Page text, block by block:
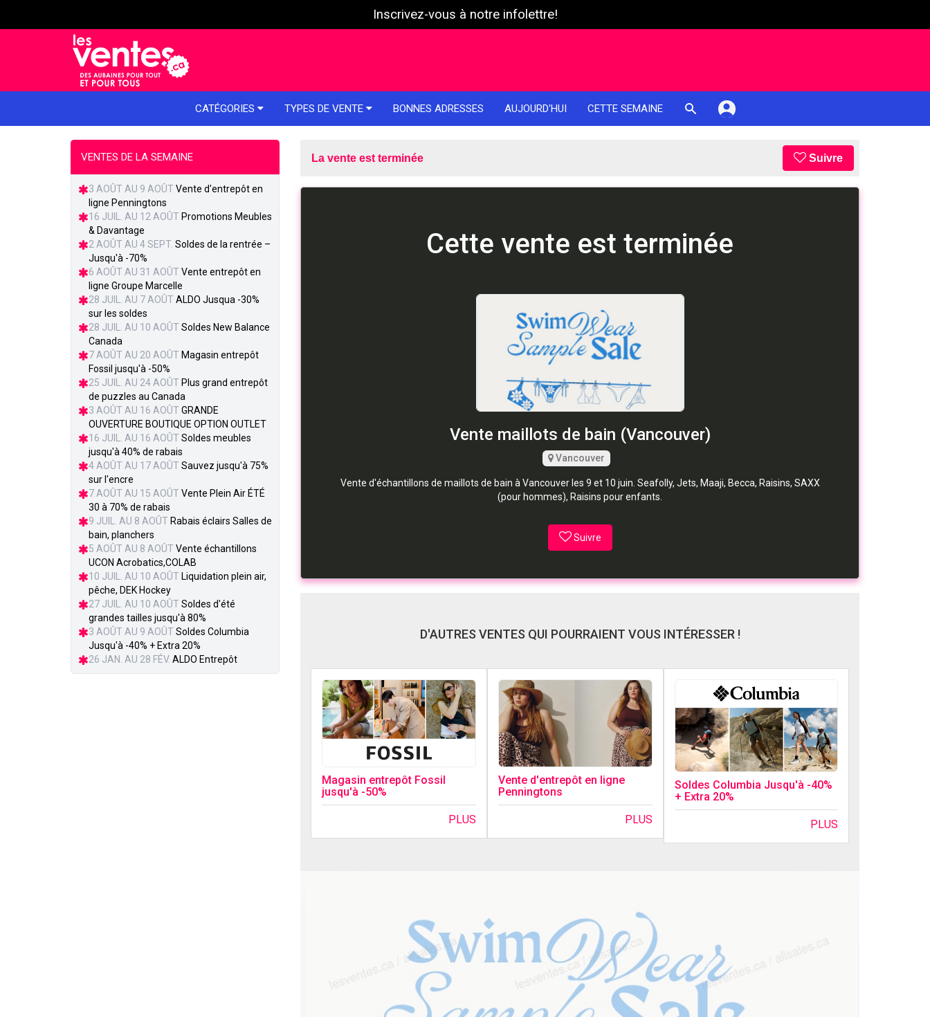
Inscrivez-vous à notre infolettre!
CATÉGORIES TYPES DE VENTE BONNES ADRESSES AUJOURD'HUI CETTE SEMAINE
La vente est terminée Suivre
Cette vente est terminée
Vente maillots de bain (Vancouver)
Vancouver
Vente d'échantillons de maillots de bain à Vancouver les 9 et 10 juin. Seafolly, Jets, Maaji, Becca, Raisins, SAXX
(pour hommes), Raisins pour enfants.
Suivre
D'AUTRES VENTES QUI POURRAIENT VOUS INTÉRESSER !
Magasin entrepôt Fossil
jusqu'à -50%
PLUS
Vente d'entrepôt en ligne
Penningtons
PLUS
Soldes Columbia Jusqu'à -40%
+ Extra 20%
PLUS
VENTES DE LA SEMAINE
3 AOÛT AU 9 AOÛT Vente d'entrepôt en
ligne Penningtons
16 JUIL. AU 12 AOÛT Promotions Meubles
& Davantage
2 AOÛT AU 4 SEPT. Soldes de la rentrée –
Jusqu'à -70%
6 AOÛT AU 31 AOÛT Vente entrepôt en
ligne Groupe Marcelle
28 JUIL. AU 7 AOÛT ALDO Jusqua -30%
sur les soldes
28 JUIL. AU 10 AOÛT Soldes New Balance
Canada
7 AOÛT AU 20 AOÛT Magasin entrepôt
Fossil jusqu'à -50%
25 JUIL. AU 24 AOÛT Plus grand entrepôt
de puzzles au Canada
3 AOÛT AU 16 AOÛT GRANDE
OUVERTURE BOUTIQUE OPTION OUTLET
16 JUIL. AU 16 AOÛT Soldes meubles
jusqu'à 40% de rabais
4 AOÛT AU 17 AOÛT Sauvez jusqu'à 75%
sur l'encre
7 AOÛT AU 15 AOÛT Vente Plein Air ÉTÉ
30 à 70% de rabais
9 JUIL. AU 8 AOÛT Rabais éclairs Salles de
bain, planchers
5 AOÛT AU 8 AOÛT Vente échantillons
UCON Acrobatics,COLAB
10 JUIL. AU 10 AOÛT Liquidation plein air,
pêche, DEK Hockey
27 JUIL. AU 10 AOÛT Soldes d'été
grandes tailles jusqu'à 80%
3 AOÛT AU 9 AOÛT Soldes Columbia
Jusqu'à -40% + Extra 20%
26 JAN. AU 28 FÉV. ALDO Entrepôt